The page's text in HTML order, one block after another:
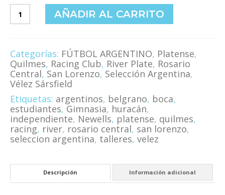
legendarias
argentino
cantidad
AÑADIR AL CARRITO
Categorías: FÚTBOL ARGENTINO, Platense,
Quilmes, Racing Club, River Plate, Rosario
Central, San Lorenzo, Selección Argentina,
Vélez Sársfield
Etiquetas: argentinos, belgrano, boca,
estudiantes, Gimnasia, huracán,
independiente, Newells, platense, quilmes,
racing, river, rosario central, san lorenzo,
seleccion argentina, talleres, velez
Descripción Información adicional